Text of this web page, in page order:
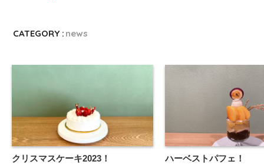
CATEGORY : news
クリスマスケーキ2023！ ハーベストパフェ！